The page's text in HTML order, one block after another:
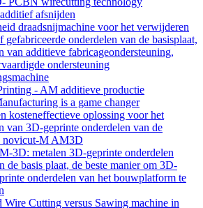
afsnijden
draadsnijmachine voor het verwijderen
gefabriceerde onderdelen van de basisplaat,
van additieve fabricageondersteuning,
ondersteuning
- AM additieve productie
is a game changer
kosteneffectieve oplossing voor het
van 3D-geprinte onderdelen van de
novicut-M AM3D
3D: metalen 3D-geprinte onderdelen
de basis plaat, de beste manier om 3D-
onderdelen van het bouwplatform te
Wire Cutting versus Sawing machine in